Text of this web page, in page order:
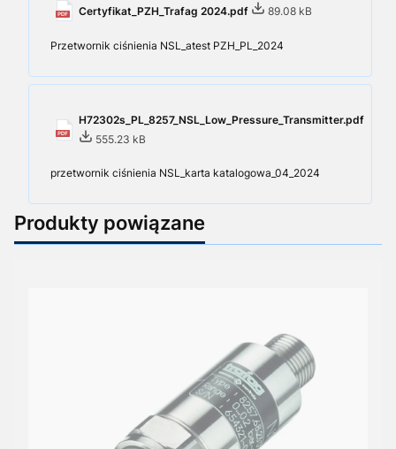
Certyfikat_PZH_Trafag 2024.pdf 89.08 kB
Przetwornik ciśnienia NSL_atest PZH_PL_2024
H72302s_PL_8257_NSL_Low_Pressure_Transmitter.pdf
555.23 kB
przetwornik ciśnienia NSL_karta katalogowa_04_2024
Produkty powiązane